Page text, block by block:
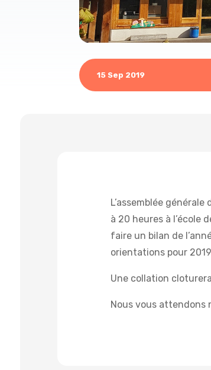
15 Sep 2019
L’assemblée générale
à 20 heures à l’école
faire un bilan de
orientations pour
Une collation
Nous vous attendons